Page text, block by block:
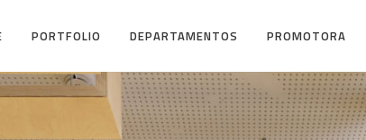
PORTFOLIO DEPARTAMENTOS PROMOTORA